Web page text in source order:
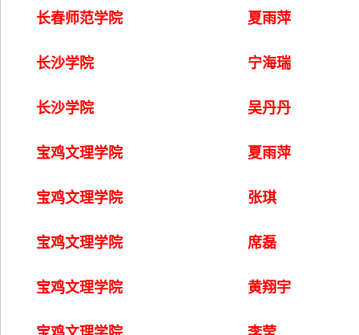
长春师范学院 夏雨萍
长沙学院 宁海瑞
长沙学院 吴丹丹
宝鸡文理学院 夏雨萍
宝鸡文理学院 张琪
宝鸡文理学院 席磊
宝鸡文理学院 黄翔宇